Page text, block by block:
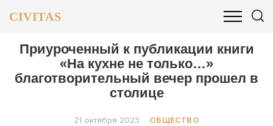
CIVITAS
ОБЩЕСТВО БИЗНЕС И ФИНАНСЫ
Приуроченный к публикации книги
«На кухне не только…»
благотворительный вечер прошел в
столице
21 октября 2023 ОБЩЕСТВО